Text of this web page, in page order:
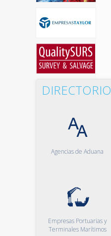
Agencias de Aduana
Empresas Portuarias y
Terminales Marítimos